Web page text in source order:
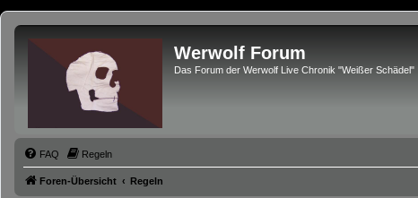
Werwolf Forum
Das Forum der Werwolf Live Chronik "Weißer Schädel"
FAQ Regeln
Foren-Übersicht Regeln